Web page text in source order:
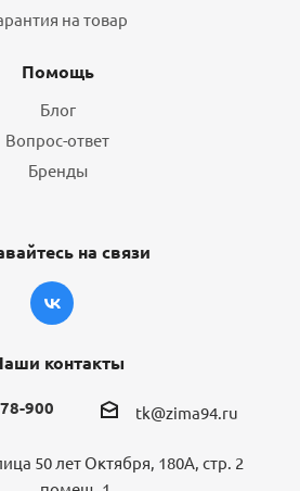
на товар
Помощь
Блог
Вопрос-ответ
Бренды
на связи
контакты
900 tk@zima94.ru
50 лет Октября, 180А, стр. 2